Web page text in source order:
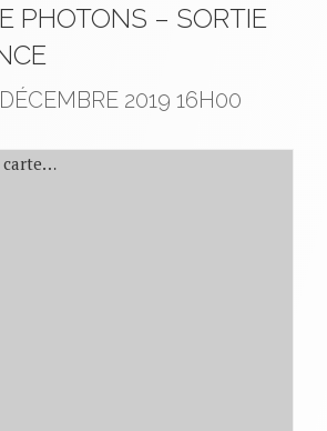
PHOTONS – SORTIE
2019 16H00
carte…